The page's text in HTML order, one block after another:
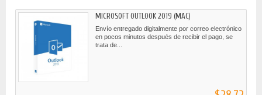
MICROSOFT OUTLOOK 2019 (MAC)
Envío entregado digitalmente por correo electrónico
en pocos minutos después de recibir el pago, se
trata de...